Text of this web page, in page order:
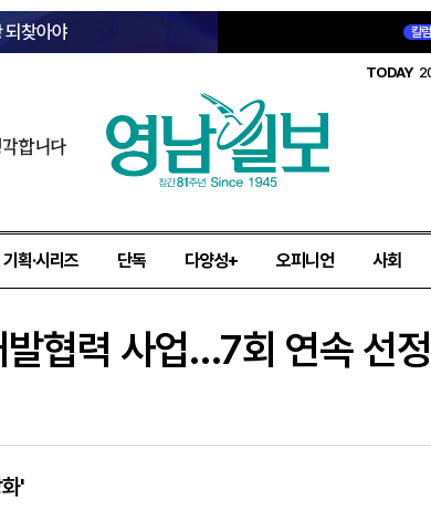
되찾아야 칼럼
TODAY
합니다
기획·시리즈 단독 다양성+ 오피니언 사회
협력 사업…7회 연속 선정
'